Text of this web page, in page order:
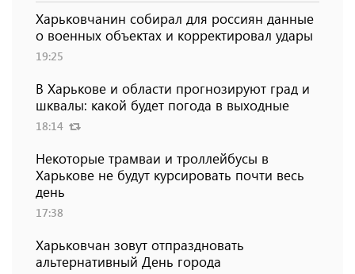
Харьковчанин собирал для россиян данные
о военных объектах и ​​корректировал удары
19:25
В Харькове и области прогнозируют град и
шквалы: какой будет погода в выходные
18:14
Некоторые трамваи и троллейбусы в
Харькове не будут курсировать почти весь
день
17:38
Харьковчан зовут отпраздновать
альтернативный День города